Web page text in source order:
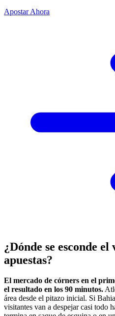
Apostar Ahora
¿Dónde se esconde
apuestas?
El mercado de córners en el
el resultado en los 90 minutos.
área desde el pitazo inicial. Si
visitantes van a despejar casi todo